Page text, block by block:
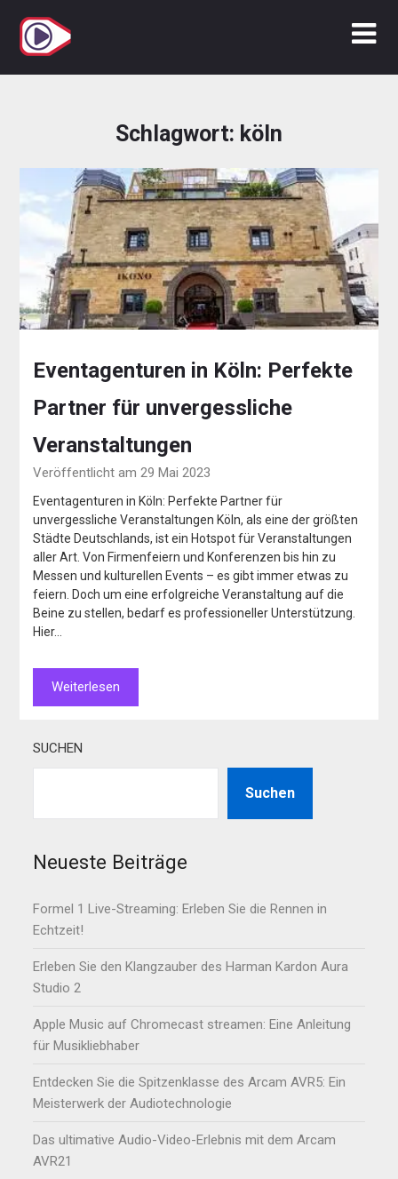
Inhalt
springen
Schlagwort: köln
Eventagenturen in Köln: Perfekte
Partner für unvergessliche
Veranstaltungen
Veröffentlicht am 29 Mai 2023
Eventagenturen in Köln: Perfekte Partner für
unvergessliche Veranstaltungen Köln, als eine der größten
Städte Deutschlands, ist ein Hotspot für Veranstaltungen
aller Art. Von Firmenfeiern und Konferenzen bis hin zu
Messen und kulturellen Events – es gibt immer etwas zu
feiern. Doch um eine erfolgreiche Veranstaltung auf die
Beine zu stellen, bedarf es professioneller Unterstützung.
Hier…
Weiterlesen
SUCHEN
Suchen
Neueste Beiträge
Formel 1 Live-Streaming: Erleben Sie die Rennen in
Echtzeit!
Erleben Sie den Klangzauber des Harman Kardon Aura
Studio 2
Apple Music auf Chromecast streamen: Eine Anleitung
für Musikliebhaber
Entdecken Sie die Spitzenklasse des Arcam AVR5: Ein
Meisterwerk der Audiotechnologie
Das ultimative Audio-Video-Erlebnis mit dem Arcam
AVR21